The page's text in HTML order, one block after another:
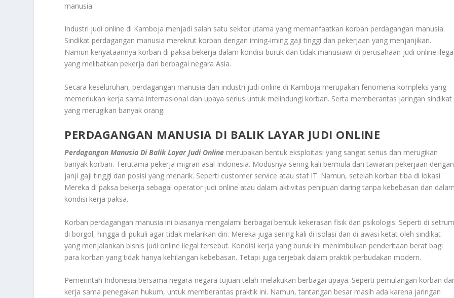
manusia.
Industri judi online di Kamboja menjadi salah satu sektor utama yang memanfaatkan korban perdagangan manusia.
Sindikat perdagangan manusia merekrut korban dengan iming-iming gaji tinggi dan pekerjaan yang menjanjikan.
Namun kenyataannya korban di paksa bekerja dalam kondisi buruk dan tidak manusiawi di perusahaan judi online
yang melibatkan pekerja dari berbagai negara Asia.
Secara keseluruhan, perdagangan manusia dan industri judi online di Kamboja merupakan fenomena kompleks yang
memerlukan kerja sama internasional dan upaya serius untuk melindungi korban. Serta memberantas jaringan sindikat
yang merugikan banyak orang.
PERDAGANGAN MANUSIA DI BALIK LAYAR JUDI ONLINE
Perdagangan Manusia Di Balik Layar Judi Online merupakan bentuk eksploitasi yang sangat serius dan merugikan
banyak korban. Terutama pekerja migran asal Indonesia. Modusnya sering kali bermula dari tawaran pekerjaan dengan
janji gaji tinggi dan posisi yang menarik. Seperti customer service atau staf IT. Namun, setelah korban tiba di lokasi.
Mereka di paksa bekerja sebagai operator judi online atau dalam aktivitas penipuan daring tanpa kebebasan dan
kondisi kerja paksa.
Korban perdagangan manusia ini biasanya mengalami berbagai bentuk kekerasan fisik dan psikologis. Seperti di
di borgol, hingga di pukuli agar tidak melarikan diri. Mereka juga sering kali di isolasi dan di awasi ketat oleh sindikat
yang menjalankan bisnis judi online ilegal tersebut. Kondisi kerja yang buruk ini menimbulkan penderitaan berat bagi
para korban yang tidak hanya kehilangan kebebasan. Tetapi juga terjebak dalam praktik perbudakan modern.
Pemerintah Indonesia bersama negara-negara tujuan telah melakukan berbagai upaya. Seperti pemulangan korban
kerja sama penegakan hukum, untuk memberantas praktik ini. Namun, tantangan besar masih ada karena jaringan